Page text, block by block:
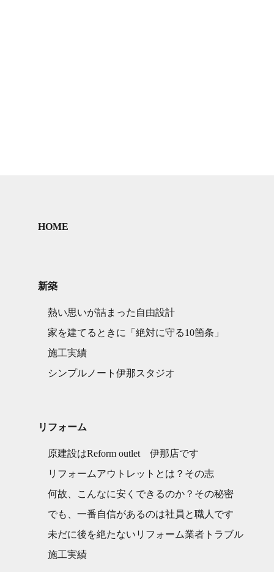
HOME
新築
熱い思いが詰まった自由設計
家を建てるときに「絶対に守る10箇条」
施工実績
シンプルノート伊那スタジオ
リフォーム
原建設はReform outlet 伊那店です
リフォームアウトレットとは？その志
何故、こんなに安くできるのか？その秘密
でも、一番自信があるのは社員と職人です
未だに後を絶たないリフォーム業者トラブル
施工実績